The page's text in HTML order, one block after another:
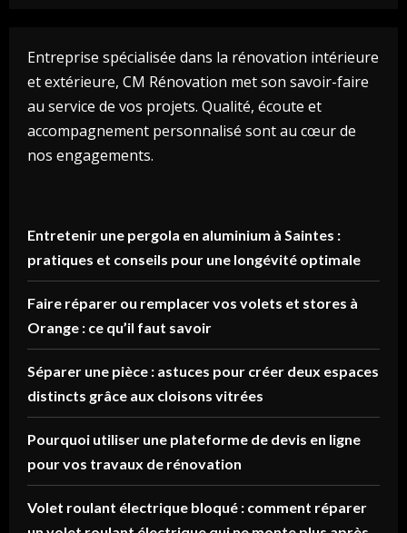
Entreprise spécialisée dans la rénovation intérieure
et extérieure, CM Rénovation met son savoir-faire
au service de vos projets. Qualité, écoute et
accompagnement personnalisé sont au cœur de
nos engagements.
Entretenir une pergola en aluminium à Saintes :
pratiques et conseils pour une longévité optimale
Faire réparer ou remplacer vos volets et stores à
Orange : ce qu’il faut savoir
Séparer une pièce : astuces pour créer deux espaces
distincts grâce aux cloisons vitrées
Pourquoi utiliser une plateforme de devis en ligne
pour vos travaux de rénovation
Volet roulant électrique bloqué : comment réparer